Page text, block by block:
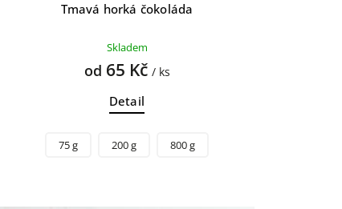
Tmavá horká čokoláda
Skladem
od 65 Kč / ks
Detail
75 g 200 g 800 g